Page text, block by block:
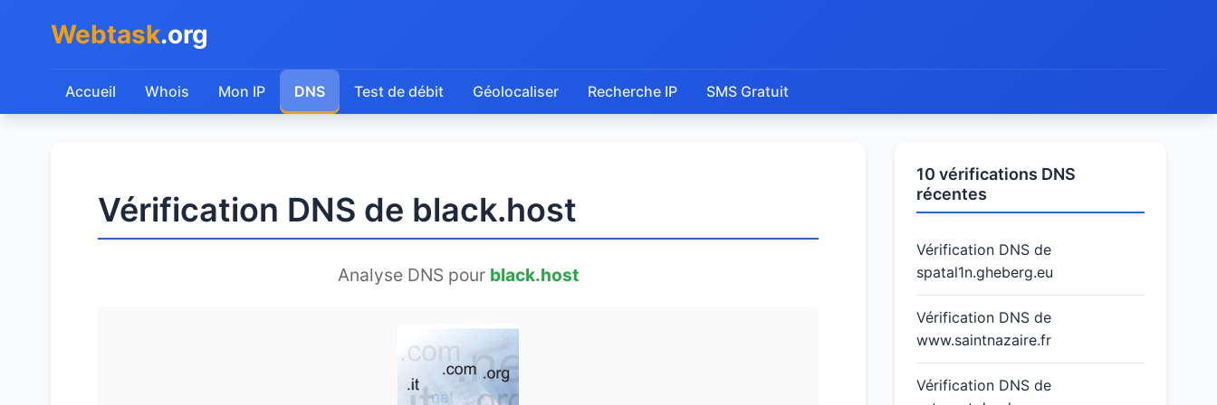
Webtask.org
Accueil Whois Mon IP DNS Test de débit Géolocaliser Recherche IP SMS Gratuit
Vérification DNS de black.host
Analyse DNS pour black.host
10 vérifications DNS
récentes
Vérification DNS de
spatal1n.gheberg.eu
Vérification DNS de
www.saintnazaire.fr
Vérification DNS de